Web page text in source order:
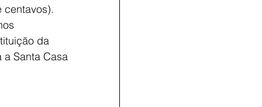
centavos).
da
Santa Casa